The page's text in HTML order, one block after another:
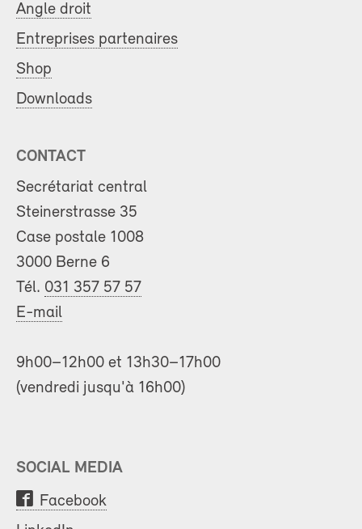
Angle droit
Entreprises partenaires
Shop
Downloads
CONTACT
Secrétariat central
Steinerstrasse 35
Case postale 1008
3000 Berne 6
Tél. 031 357 57 57
E-mail
9h00–12h00 et 13h30–17h00
(vendredi jusqu'à 16h00)
SOCIAL MEDIA
Facebook